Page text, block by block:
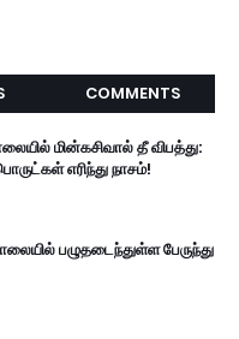
COMMENTS
மின்கசிவால் தீ விபத்து:
எரிந்து நாசம்!
பழுதடைந்துள்ள பேருந்து